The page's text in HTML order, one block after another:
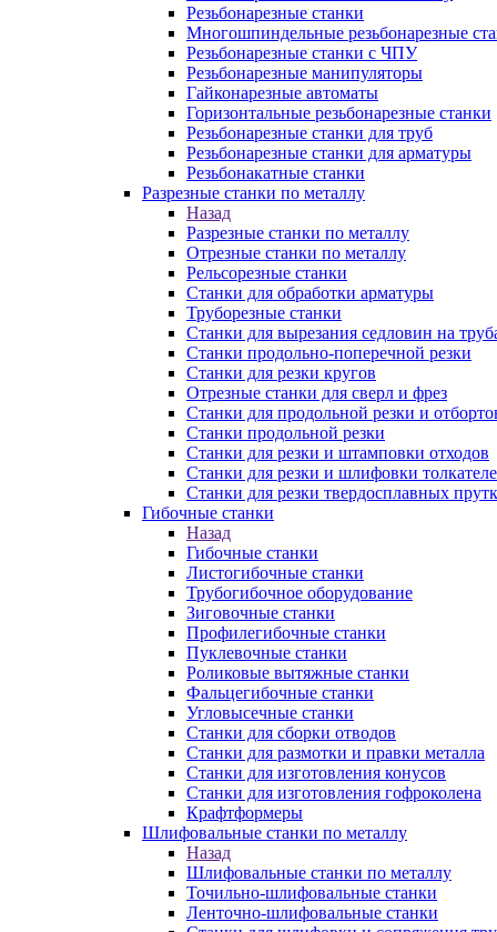
Резьбонарезные станки
Многошпиндельные резьбонарезные
Резьбонарезные станки с ЧПУ
Резьбонарезные манипуляторы
Гайконарезные автоматы
Горизонтальные резьбонарезные станки
Резьбонарезные станки для труб
Резьбонарезные станки для арматуры
Резьбонакатные станки
Разрезные станки по металлу
Назад
Разрезные станки по металлу
Отрезные станки по металлу
Рельсорезные станки
Станки для обработки арматуры
Труборезные станки
Станки для вырезания седловин на
Станки продольно-поперечной резки
Станки для резки кругов
Отрезные станки для сверл и фрез
Станки для продольной резки и
Станки продольной резки
Станки для резки и штамповки отходов
Станки для резки и шлифовки
Станки для резки твердосплавных
Гибочные станки
Назад
Гибочные станки
Листогибочные станки
Трубогибочное оборудование
Зиговочные станки
Профилегибочные станки
Пуклевочные станки
Роликовые вытяжные станки
Фальцегибочные станки
Угловысечные станки
Станки для сборки отводов
Станки для размотки и правки металла
Станки для изготовления конусов
Станки для изготовления гофроколена
Крафтформеры
Шлифовальные станки по металлу
Назад
Шлифовальные станки по металлу
Точильно-шлифовальные станки
Ленточно-шлифовальные станки